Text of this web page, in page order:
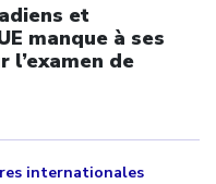
et
manque à ses
l’examen de
internationales